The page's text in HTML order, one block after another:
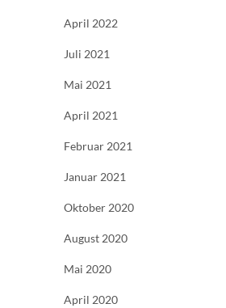
April 2022
Juli 2021
Mai 2021
April 2021
Februar 2021
Januar 2021
Oktober 2020
August 2020
Mai 2020
April 2020